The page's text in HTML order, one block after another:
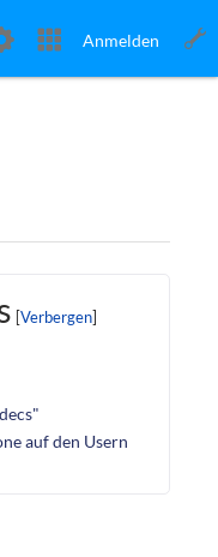
Anmelden
auf den Usern